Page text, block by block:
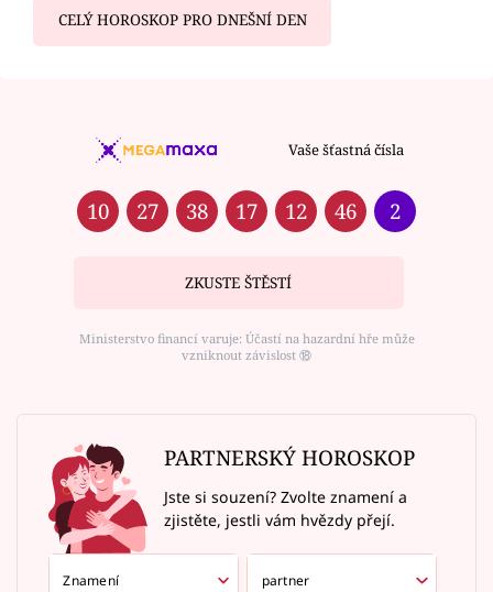
CELÝ HOROSKOP PRO DNEŠNÍ DEN
Vaše šťastná čísla
10 27 38 17 12 46 2
ZKUSTE ŠTĚSTÍ
Ministerstvo financí varuje: Účastí na hazardní hře může
vzniknout závislost ⑱
PARTNERSKÝ HOROSKOP
Jste si souzení? Zvolte znamení a
zjistěte, jestli vám hvězdy přejí.